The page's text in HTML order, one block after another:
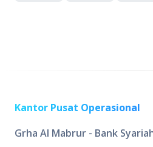
Kantor Pusat Operasional
Grha Al Mabrur - Bank